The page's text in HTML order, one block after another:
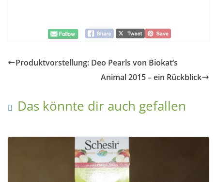
Produktvorstellung: Deo Pearls von Biokat‘s
Animal 2015 – ein Rückblick
Das könnte dir auch gefallen